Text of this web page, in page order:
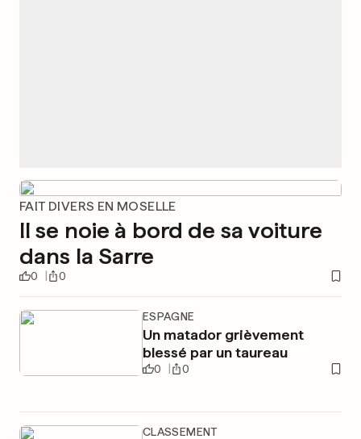
FAIT DIVERS EN MOSELLE
Il se noie à bord de sa voiture
dans la Sarre
0 0
ESPAGNE
Un matador grièvement
blessé par un taureau
0 0
CLASSEMENT